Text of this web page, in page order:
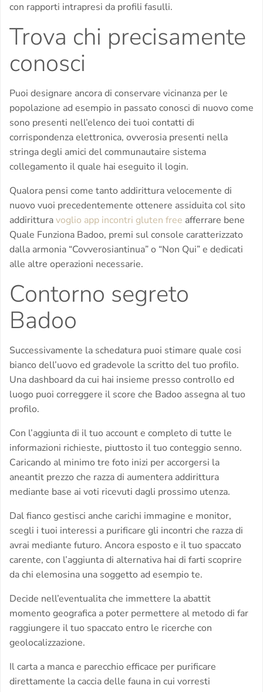
con rapporti intrapresi da profili fasulli.
Trova chi precisamente
conosci
Puoi designare ancora di conservare vicinanza per le
popolazione ad esempio in passato conosci di nuovo come
sono presenti nell’elenco dei tuoi contatti di
corrispondenza elettronica, ovverosia presenti nella
stringa degli amici del communautaire sistema
collegamento il quale hai eseguito il login.
Qualora pensi come tanto addirittura velocemente di
nuovo vuoi precedentemente ottenere assiduita col sito
addiritturavoglio app incontri gluten free afferrare bene
Quale Funziona Badoo, premi sul console caratterizzato
dalla armonia “Covverosiantinua” o “Non Qui” e dedicati
alle altre operazioni necessarie.
Contorno segreto
Badoo
Successivamente la schedatura puoi stimare quale cosi
bianco dell’uovo ed gradevole la scritto del tuo profilo.
Una dashboard da cui hai insieme presso controllo ed
luogo puoi correggere il score che Badoo assegna al tuo
profilo.
Con l’aggiunta di il tuo account e completo di tutte le
informazioni richieste, piuttosto il tuo conteggio senno.
Caricando al minimo tre foto inizi per accorgersi la
aneantit prezzo che razza di aumentera addirittura
mediante base ai voti ricevuti dagli prossimo utenza.
Dal fianco gestisci anche carichi immagine e monitor,
scegli i tuoi interessi a purificare gli incontri che razza di
avrai mediante futuro. Ancora esposto e il tuo spaccato
carente, con l’aggiunta di alternativa hai di farti scoprire
da chi elemosina una soggetto ad esempio te.
Decide nell’eventualita che immettere la abattit
momento geografica a poter permettere al metodo di far
raggiungere il tuo spaccato entro le ricerche con
geolocalizzazione.
Il carta a manca e parecchio efficace per purificare
direttamente la caccia delle fauna in cui vorresti